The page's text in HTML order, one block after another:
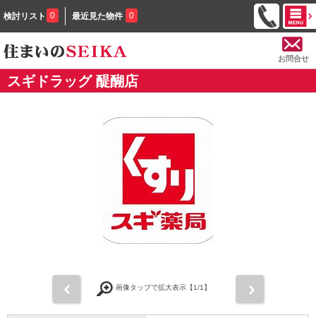
検討リスト 0 最近見た物件 0
お問合せ
スギドラッグ 醍醐店
画像タップで拡大表示【1/1】